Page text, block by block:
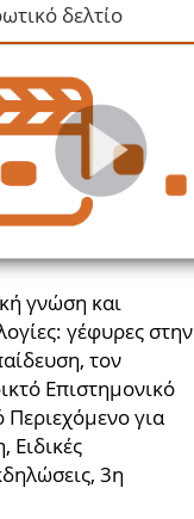
δελτίο
γνώση και
γέφυρες στην
τον
Επιστημονικό
Περιεχόμενο για
Ειδικές
3η